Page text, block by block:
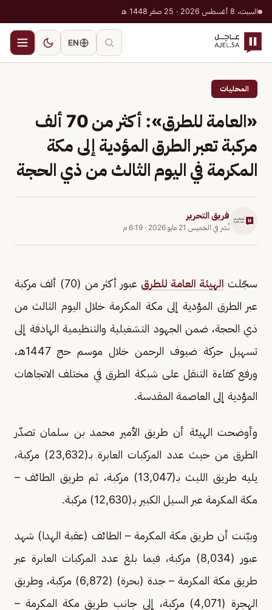
السبت، 8 أغسطس 2026 · 25 صفر 1448 هـ
EN
المحليات
«العامة للطرق»: أكثر من 70 ألف
مركبة تعبر الطرق المؤدية إلى مكة
المكرمة في اليوم الثالث من ذي الحجة
فريق التحرير
نُشر في الخميس 21 مايو 2026 · 6:19 م
سجّلت الهيئة العامة للطرق
عبور أكثر من (70) ألف مركبة
عبر الطرق المؤدية إلى مكة المكرمة خلال اليوم الثالث من
ذي الحجة، ضمن الجهود التشغيلية والتنظيمية الهادفة إلى
تسهيل حركة ضيوف الرحمن خلال موسم حج 1447هـ،
ورفع كفاءة التنقل على شبكة الطرق في مختلف الاتجاهات
المؤدية إلى العاصمة المقدسة.
وأوضحت الهيئة أن طريق الأمير محمد بن سلمان تصدّر
الطرق من حيث عدد المركبات العابرة بـ(23,632) مركبة،
يليه طريق الليث بـ(13,047) مركبة، ثم طريق الطائف –
مكة المكرمة عبر السيل الكبير بـ(12,630) مركبة.
وبيّنت أن طريق مكة المكرمة – الطائف (عقبة الهدا) شهد
عبور (8,034) مركبة، فيما بلغ عدد المركبات العابرة عبر
طريق مكة المكرمة – جدة (بحرة) (6,872) مركبة، وطريق
الهجرة (4,071) مركبة، إلى جانب طريق مكة المكرمة –